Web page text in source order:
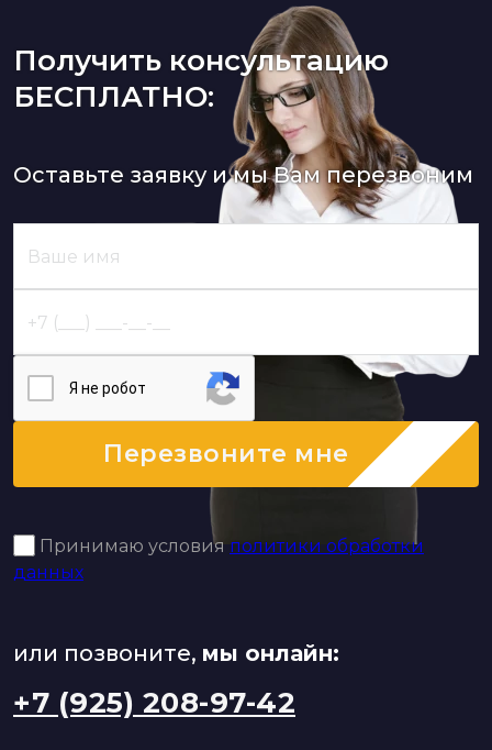
Получить консультацию
БЕСПЛАТНО:
Оставьте заявку и мы Вам перезвоним
Я нe poбoт
Перезвоните мне
Принимаю условия политики обработки
данных
или позвоните, мы онлайн:
+7 (925) 208-97-42